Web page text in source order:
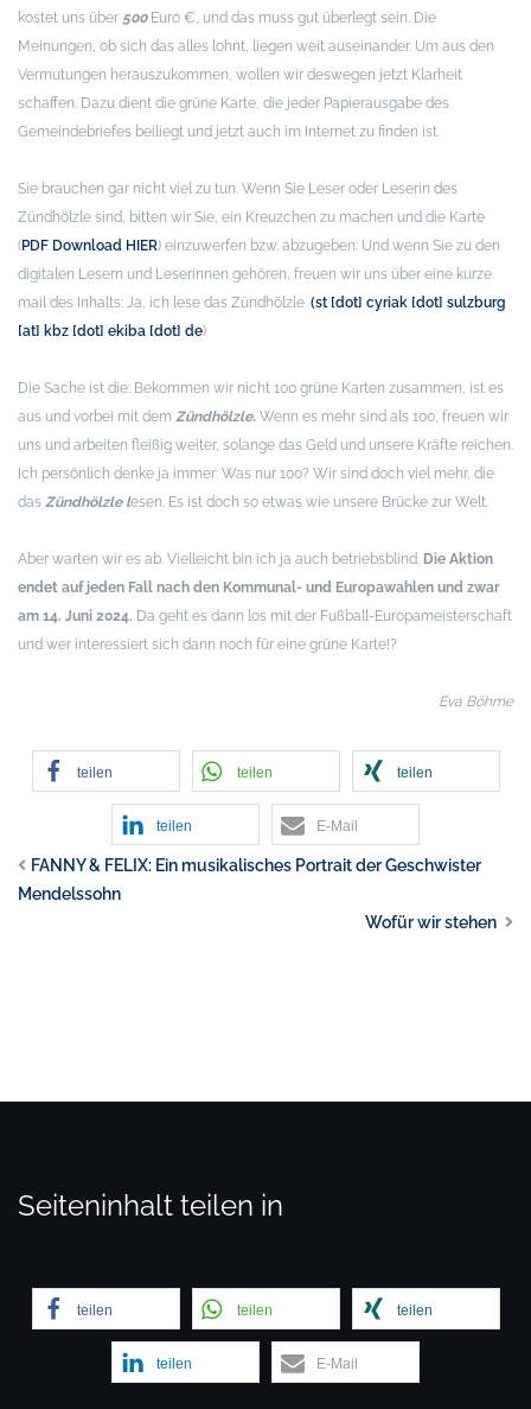
kostet uns über 500Euro €, und das muss gut überlegt sein. Die
Meinungen, ob sich das alles lohnt, liegen weit auseinander. Um aus den
Vermutungen herauszukommen, wollen wir deswegen jetzt Klarheit
schaffen. Dazu dient die grüne Karte, die jeder Papierausgabe des
Gemeindebriefes beiliegt und jetzt auch im Internet zu finden ist.
Sie brauchen gar nicht viel zu tun. Wenn Sie Leser oder Leserin des
Zündhölzle sind, bitten wir Sie, ein Kreuzchen zu machen und die Karte
(PDF Download HIER) einzuwerfen bzw. abzugeben: Und wenn Sie zu den
digitalen Lesern und Leserinnen gehören, freuen wir uns über eine kurze
mail des Inhalts: Ja, ich lese das Zündhölzle. (st [dot] cyriak [dot] sulzburg
[at] kbz [dot] ekiba [dot] de)
Die Sache ist die: Bekommen wir nicht 100 grüne Karten zusammen, ist es
aus und vorbei mit dem Zündhölzle. Wenn es mehr sind als 100, freuen wir
uns und arbeiten fleißig weiter, solange das Geld und unsere Kräfte reichen.
Ich persönlich denke ja immer: Was nur 100? Wir sind doch viel mehr, die
das Zündhölzle lesen. Es ist doch so etwas wie unsere Brücke zur Welt.
Aber warten wir es ab. Vielleicht bin ich ja auch betriebsblind. Die Aktion
endet auf jeden Fall nach den Kommunal- und Europawahlen und zwar
am 14. Juni 2024. Da geht es dann los mit der Fußball-Europameisterschaft
und wer interessiert sich dann noch für eine grüne Karte!?
Eva Böhme
teilen teilen teilen
teilen E-Mail
FANNY & FELIX: Ein musikalisches Portrait der Geschwister
Mendelssohn
Wofür wir stehen
Seiteninhalt teilen in
teilen teilen teilen
teilen E-Mail